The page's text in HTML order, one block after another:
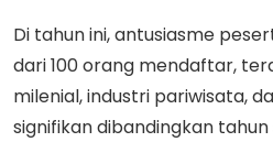
Di tahun ini, antusiasme
dari 100 orang mendaftar,
milenial, industri pariwisata,
signifikan dibandingkan